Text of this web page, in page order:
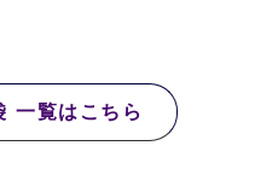
一覧はこちら